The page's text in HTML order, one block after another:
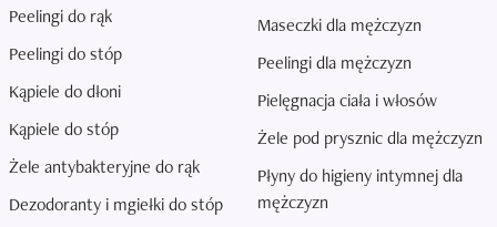
Peelingi do rąk
Peelingi do stóp
Kąpiele do dłoni
Kąpiele do stóp
Żele antybakteryjne do rąk
Dezodoranty i mgiełki do stóp
Maseczki dla mężczyzn
Peelingi dla mężczyzn
Pielęgnacja ciała i włosów
Żele pod prysznic dla mężczyzn
Płyny do higieny intymnej dla
mężczyzn